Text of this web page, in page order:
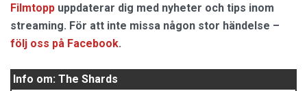
Filmtopp uppdaterar dig med nyheter och tips inom
streaming. För att inte missa någon stor händelse –
följ oss på Facebook.
Info om: The Shards